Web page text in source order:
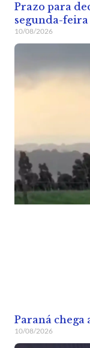
Prazo para
segunda-feira
10/08/2026
Paraná chega
10/08/2026